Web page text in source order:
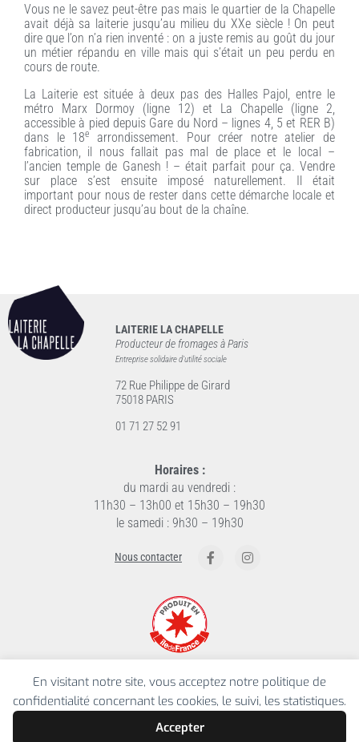
En visitant notre site, vous acceptez notre politique de
confidentialité concernant les cookies, le suivi, les statistiques.
Accepter
Vous ne le savez peut-être pas mais le quartier de la Chapelle
avait déjà sa laiterie jusqu’au milieu du XXe siècle ! On peut
dire que l’on n’a rien inventé : on a juste remis au goût du jour
un métier répandu en ville mais qui s’était un peu perdu en
cours de route.
La Laiterie est située à deux pas des Halles Pajol, entre le
métro Marx Dormoy (ligne 12) et La Chapelle (ligne 2,
accessible à pied depuis Gare du Nord – lignes 4, 5 et RER B)
dans le 18e
arrondissement. Pour créer notre atelier de
fabrication, il nous fallait pas mal de place et le local –
l’ancien temple de Ganesh ! – était parfait pour ça. Vendre
sur place s’est ensuite imposé naturellement. Il était
important pour nous de rester dans cette démarche locale et
direct producteur jusqu’au bout de la chaîne.
LAITERIE LA CHAPELLE
Producteur de fromages à Paris
Entreprise solidaire d’utilité sociale
72 Rue Philippe de Girard
75018 PARIS
01 71 27 52 91
Horaires :
du mardi au vendredi :
11h30 – 13h00 et 15h30 – 19h30
le samedi : 9h30 – 19h30
Nous contacter F
a
I
n
La Laiterie la Chapelle a bénéficié d’un
cofinancement de la région Ile De France pour